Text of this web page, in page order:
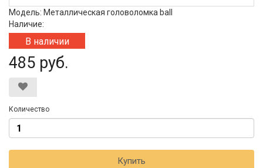
Модель: Металлическая головоломка ball
Наличие:
В наличии
485 руб.
Количество
Купить